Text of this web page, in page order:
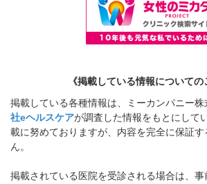
《掲載している情報についての
掲載している各種情報は、ミーカンパニー
社eヘルスケアが調査した情報をもとにして
載に努めておりますが、内容を完全に保証
ん。
掲載されている医院を受診される場合は、